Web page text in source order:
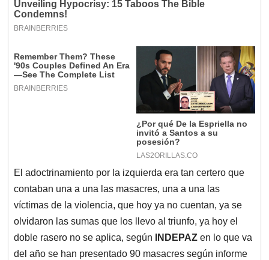
El adoctrinamiento por la izquierda era tan certero que
contaban una a una las masacres, una a una las
víctimas de la violencia, que hoy ya no cuentan, ya se
olvidaron las sumas que los llevo al triunfo, ya hoy el
doble rasero no se aplica, según
INDEPAZ en lo que va
del año se han presentado 90 masacres según informe